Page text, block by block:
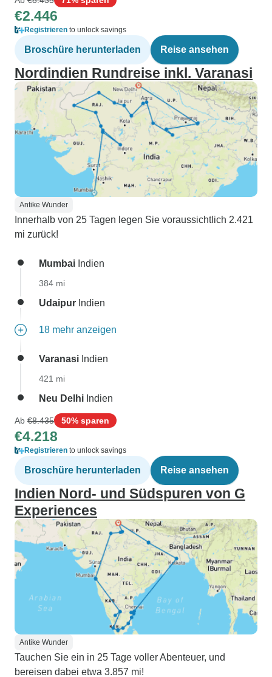
€2.446
Registrieren to unlock savings
Broschüre herunterladen Reise ansehen
Nordindien Rundreise inkl. Varanasi
Antike Wunder
Innerhalb von 25 Tagen legen Sie voraussichtlich 2.421
mi zurück!
Mumbai Indien
384 mi
Udaipur Indien
18 mehr anzeigen
Varanasi Indien
421 mi
Neu Delhi Indien
Ab €8.435 50% sparen
€4.218
Registrieren to unlock savings
Broschüre herunterladen Reise ansehen
Indien Nord- und Südspuren von G
Experiences
Antike Wunder
Tauchen Sie ein in 25 Tage voller Abenteuer, und
bereisen dabei etwa 3.857 mi!